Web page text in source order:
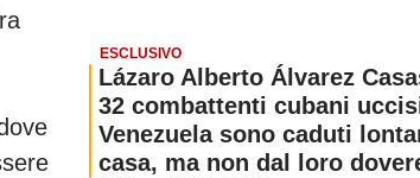
ESCLUSIVO
Lázaro Alberto Álvarez
32 combattenti cubani
Venezuela sono caduti
casa, ma non dal loro